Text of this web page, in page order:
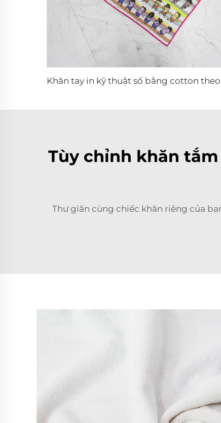
Tùy chỉnh khăn
Thư giãn cùng chiếc khăn riêng của